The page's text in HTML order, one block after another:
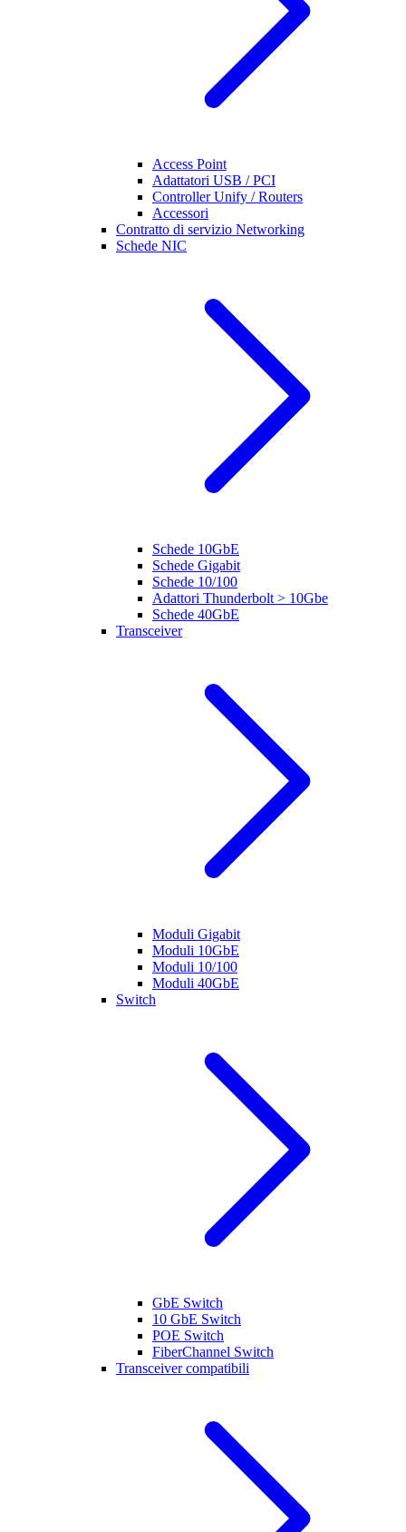
Access Point
Adattatori USB / PCI
Controller Unify / Routers
Accessori
Contratto di servizio Networking
Schede NIC
Schede 10GbE
Schede Gigabit
Schede 10/100
Adattori Thunderbolt > 10Gbe
Schede 40GbE
Transceiver
Moduli Gigabit
Moduli 10GbE
Moduli 10/100
Moduli 40GbE
Switch
GbE Switch
10 GbE Switch
POE Switch
FiberChannel Switch
Transceiver compatibili